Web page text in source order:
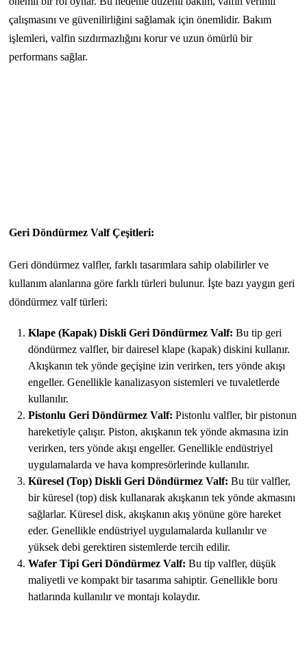
çalışmasını ve güvenilirliğini sağlamak için önemlidir. Bakım
işlemleri, valfin sızdırmazlığını korur ve uzun ömürlü bir
performans sağlar.
Geri Döndürmez Valf Çeşitleri:
Geri döndürmez valfler, farklı tasarımlara sahip olabilirler ve
kullanım alanlarına göre farklı türleri bulunur. İşte bazı yaygın geri
döndürmez valf türleri:
Klape (Kapak) Diskli Geri Döndürmez Valf: Bu tip geri
döndürmez valfler, bir dairesel klape (kapak) diskini kullanır.
Akışkanın tek yönde geçişine izin verirken, ters yönde akışı
engeller. Genellikle kanalizasyon sistemleri ve tuvaletlerde
kullanılır.
Pistonlu Geri Döndürmez Valf: Pistonlu valfler, bir pistonun
hareketiyle çalışır. Piston, akışkanın tek yönde akmasına izin
verirken, ters yönde akışı engeller. Genellikle endüstriyel
uygulamalarda ve hava kompresörlerinde kullanılır.
Küresel (Top) Diskli Geri Döndürmez Valf: Bu tür valfler,
bir küresel (top) disk kullanarak akışkanın tek yönde akmasını
sağlarlar. Küresel disk, akışkanın akış yönüne göre hareket
eder. Genellikle endüstriyel uygulamalarda kullanılır ve
yüksek debi gerektiren sistemlerde tercih edilir.
Wafer Tipi Geri Döndürmez Valf: Bu tip valfler, düşük
maliyetli ve kompakt bir tasarıma sahiptir. Genellikle boru
hatlarında kullanılır ve montajı kolaydır.